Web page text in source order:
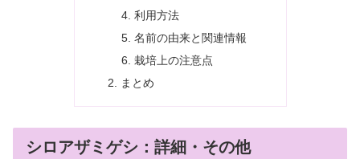
利用方法
名前の由来と関連情報
栽培上の注意点
まとめ
シロアザミゲシ：詳細・その他